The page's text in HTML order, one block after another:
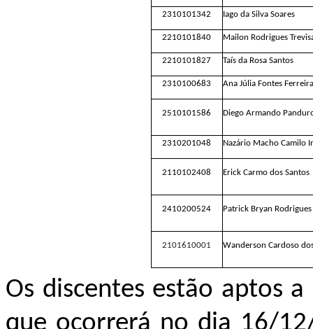
2310101342 Iago da Silva Soares
2210101840 Mailon Rodrigues
2210101827 Taís da Rosa Santos
2310100683 Ana Júlia Fontes Ferreira
2510101586 Diego Armando
2310201048 Nazário Macho Camilo
2110102408 Erick Carmo dos Santos
2410200524 Patrick Bryan Rodrigues
2101610001 Wanderson Cardoso
Os discentes estão aptos